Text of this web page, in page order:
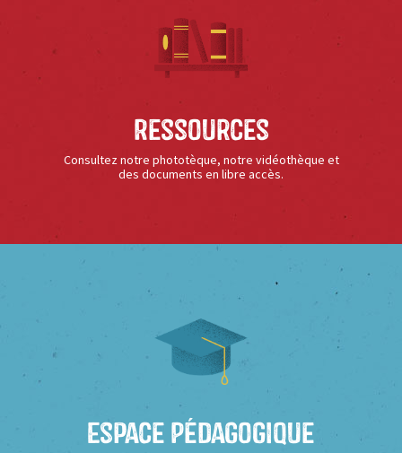
Ressources
Consultez notre phototèque, notre vidéothèque et
des documents en libre accès.
Espace Pédagogique